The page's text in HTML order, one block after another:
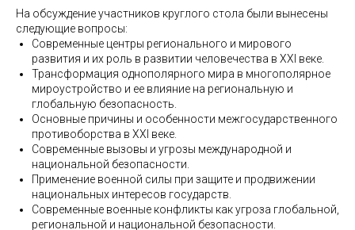
На обсуждение участников круглого стола были вынесены
следующие вопросы:
Современные центры регионального и мирового
развития и их роль в развитии человечества в XXI веке.
Трансформация однополярного мира в многополярное
мироустройство и ее влияние на региональную и
глобальную безопасность.
Основные причины и особенности межгосударственного
противоборства в XXI веке.
Современные вызовы и угрозы международной и
национальной безопасности.
Применение военной силы при защите и продвижении
национальных интересов государств.
Современные военные конфликты как угроза глобальной,
региональной и национальной безопасности.